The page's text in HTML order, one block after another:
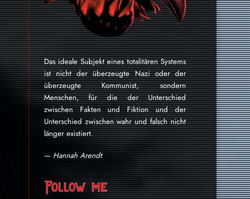
Das ideale Subjekt eines totalitären Systems
ist nicht der überzeugte Nazi oder der
überzeugte Kommunist, sondern
Menschen, für die der Unterschied
zwischen Fakten und Fiktion und der
Unterschied zwischen wahr und falsch nicht
länger existiert.
— Hannah Arendt
Follow me